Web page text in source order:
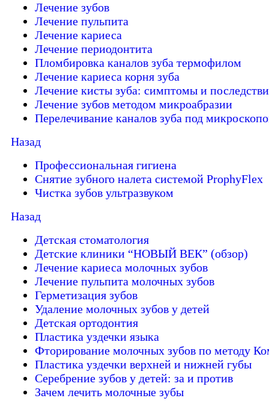
Лечение зубов
Лечение пульпита
Лечение кариеса
Лечение периодонтита
Пломбировка каналов зуба термофилом
Лечение кариеса корня зуба
Лечение кисты зуба: симптомы и
Лечение зубов методом микроабразии
Перелечивание каналов зуба под
Назад
Профессиональная гигиена
Снятие зубного налета системой ProphyFlex
Чистка зубов ультразвуком
Назад
Детская стоматология
Детские клиники “НОВЫЙ ВЕК” (обзор)
Лечение кариеса молочных зубов
Лечение пульпита молочных зубов
Герметизация зубов
Удаление молочных зубов у детей
Детская ортодонтия
Пластика уздечки языка
Фторирование молочных зубов по методу
Пластика уздечки верхней и нижней губы
Серебрение зубов у детей: за и против
Зачем лечить молочные зубы